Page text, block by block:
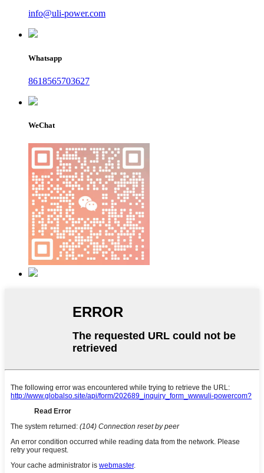
info@uli-power.com
Whatsapp
8618565703627
WeChat